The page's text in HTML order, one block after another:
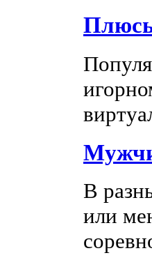
В
или